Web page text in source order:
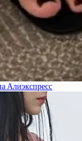
Алиэкспресс